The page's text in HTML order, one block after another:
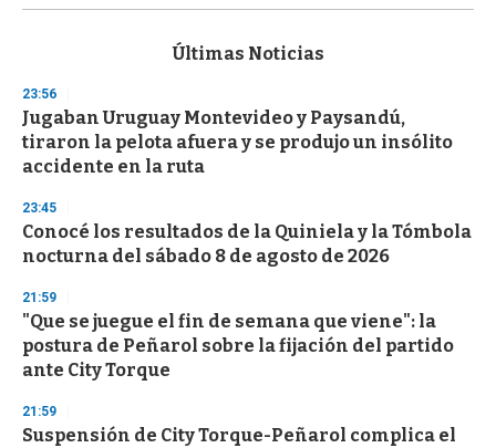
s
d
s
o
f
3
s
e
c
o
d
s
Últimas Noticias
23:56
Jugaban Uruguay Montevideo y Paysandú,
tiraron la pelota afuera y se produjo un insólito
accidente en la ruta
23:45
Conocé los resultados de la Quiniela y la Tómbola
nocturna del sábado 8 de agosto de 2026
21:59
"Que se juegue el fin de semana que viene": la
postura de Peñarol sobre la fijación del partido
ante City Torque
21:59
Suspensión de City Torque-Peñarol complica el